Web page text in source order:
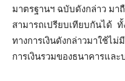
มาตรฐานฯ ฉบับดังกล่าว ม
สามารถเปรียบเทียบกันได้
ทางการเงินดังกล่าวมาใช้ไ
การเงินรวมของธนาคารแล